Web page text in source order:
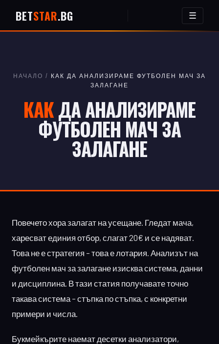
BETSTAR.BG ☰
НАЧАЛО / КАК ДА АНАЛИЗИРАМЕ ФУТБОЛЕН МАЧ ЗА
ЗАЛАГАНЕ
КАКДА АНАЛИЗИРАМЕ
ФУТБОЛЕН МАЧ ЗА
ЗАЛАГАНЕ
Повечето хора залагат на усещане. Гледат мача,
харесват единия отбор, слагат 20€ и се надяват.
Това не е стратегия – това е лотария. Анализът на
футболен мач за залагане изисква система, данни
и дисциплина. В тази статия получавате точно
такава система – стъпка по стъпка, с конкретни
примери и числа.
Букмейкърите наемат десетки анализатори,